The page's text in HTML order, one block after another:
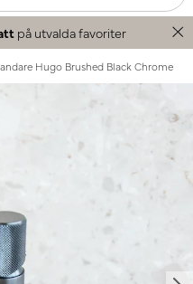
på utvalda favoriter
Hugo Brushed Black Chrome